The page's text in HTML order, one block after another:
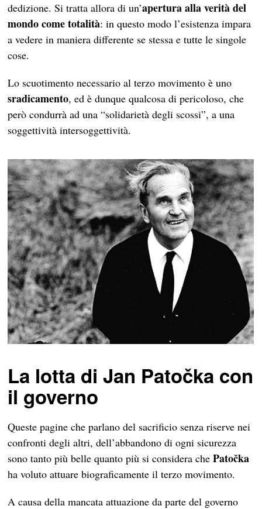
dedizione. Si tratta allora di un’apertura alla verità del
mondo come totalità: in questo modo l’esistenza impara
a vedere in maniera differente se stessa e tutte le singole
cose.
Lo scuotimento necessario al terzo movimento è uno
sradicamento, ed è dunque qualcosa di pericoloso, che
però condurrà ad una “solidarietà degli scossi”, a una
soggettività intersoggettività.
La lotta di Jan Patočka con
il governo
Queste pagine che parlano del sacrificio senza riserve nei
confronti degli altri, dell’abbandono di ogni sicurezza
sono tanto più belle quanto più si considera chePatočka
ha voluto attuare biograficamente il terzo movimento.
A causa della mancata attuazione da parte del governo